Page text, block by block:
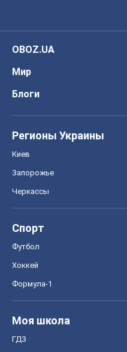
OBOZ.UA
Мир
Блоги
Регионы Украины
Киев
Запорожье
Черкассы
Спорт
Футбол
Хоккей
Формула-1
Моя школа
ГДЗ